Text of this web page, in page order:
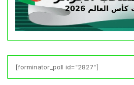
[forminator_poll id="2827"]